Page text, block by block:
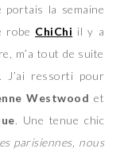
portais la semaine
robe ChiChi il y a
m’a tout de suite
ressorti pour
Westwood et
. Une tenue chic
parisiennes, nous